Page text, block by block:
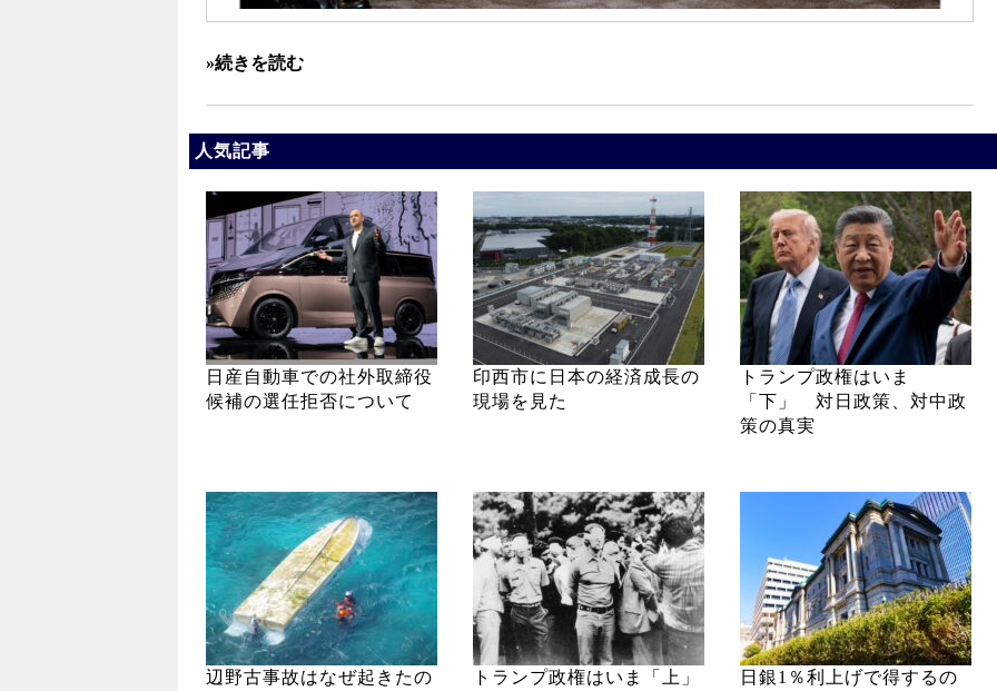
»続きを読む
人気記事
日産自動車での社外取締役
候補の選任拒否について
印西市に日本の経済成長の
現場を見た
トランプ政権はいま
「下」 対日政策、対中政
策の真実
辺野古事故はなぜ起きたの
トランプ政権はいま「上」
日銀1％利上げで得するの